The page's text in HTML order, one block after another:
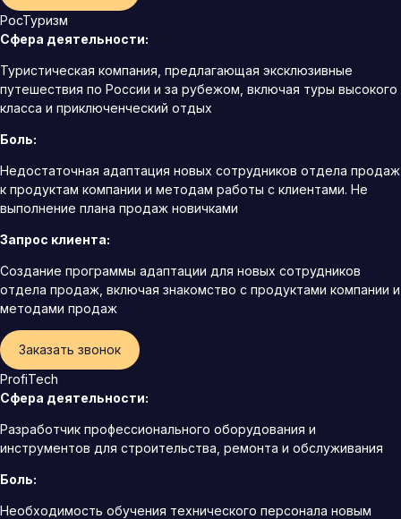
РосТуризм
Сфера деятельности:
Туристическая компания, предлагающая эксклюзивные
путешествия по России и за рубежом, включая туры высокого
класса и приключенческий отдых
Боль:
Недостаточная адаптация новых сотрудников отдела продаж
к продуктам компании и методам работы с клиентами. Не
выполнение плана продаж новичками
Запрос клиента:
Создание программы адаптации для новых сотрудников
отдела продаж, включая знакомство с продуктами компании и
методами продаж
Заказать звонок
ProfiTech
Сфера деятельности:
Разработчик профессионального оборудования и
инструментов для строительства, ремонта и обслуживания
Боль:
Необходимость обучения технического персонала новым